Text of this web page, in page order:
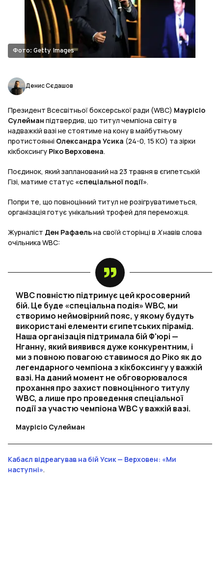
Фото: Getty Images
Денис Сєдашов
Президент Всесвітньої боксерської ради (WBC) Маурісіо
Сулейман підтвердив, що титул чемпіона світу в
надважкій вазі не стоятиме на кону в майбутньому
протистоянні Олександра Усика (24-0, 15 КО) та зірки
кікбоксингу Ріко Верховена.
Поєдинок, який запланований на 23 травня в єгипетській
Гізі, матиме статус «спеціальної події».
Попри те, що повноцінний титул не розігруватиметься,
організація готує унікальний трофей для переможця.
Журналіст Ден Рафаельна своїй сторінці в Xнавів слова
очільника WBC:
WBC повністю підтримує цей кросоверний
бій. Це буде «спеціальна подія» WBC, ми
створимо неймовірний пояс, у якому будуть
використані елементи єгипетських пірамід.
Наша організація підтримала бій Ф'юрі —
Нганну, який виявився дуже конкурентним, і
ми з повною повагою ставимося до Ріко як до
легендарного чемпіона з кікбоксингу у важкій
вазі. На даний момент не обговорювалося
прохання про захист повноцінного титулу
WBC, а лише про проведення спеціальної
події за участю чемпіона WBC у важкій вазі.
Маурісіо Сулейман
Кабаєл відреагував на бій Усик — Верховен: «Ми
наступні».